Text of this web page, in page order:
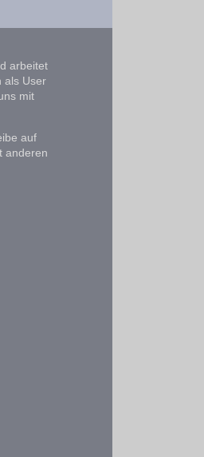
arbeitet
als User
mit
auf
anderen